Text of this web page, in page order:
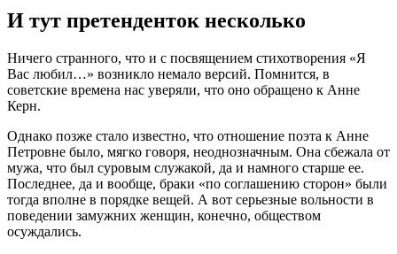
И тут претенденток несколько
Ничего странного, что и с посвящением стихотворения «Я
Вас любил…» возникло немало версий. Помнится, в
советские времена нас уверяли, что оно обращено к Анне
Керн.
Однако позже стало известно, что отношение поэта к Анне
Петровне было, мягко говоря, неоднозначным. Она сбежала от
мужа, что был суровым служакой, да и намного старше ее.
Последнее, да и вообще, браки «по соглашению сторон» были
тогда вполне в порядке вещей. А вот серьезные вольности в
поведении замужних женщин, конечно, обществом
осуждались.